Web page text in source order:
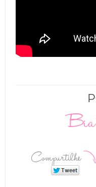
Bia
Compartilhe